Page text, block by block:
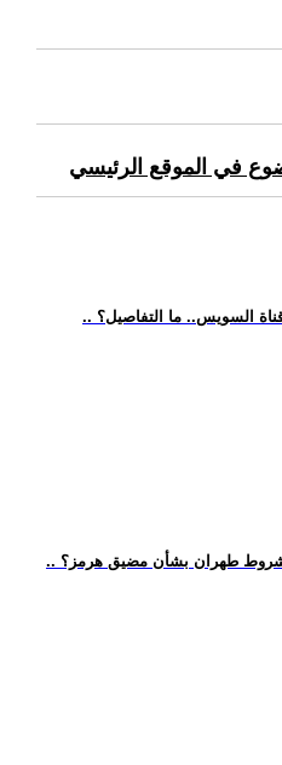
في الموقع الرئيسي
بشروط طهران بشأن مضيق هرمز؟